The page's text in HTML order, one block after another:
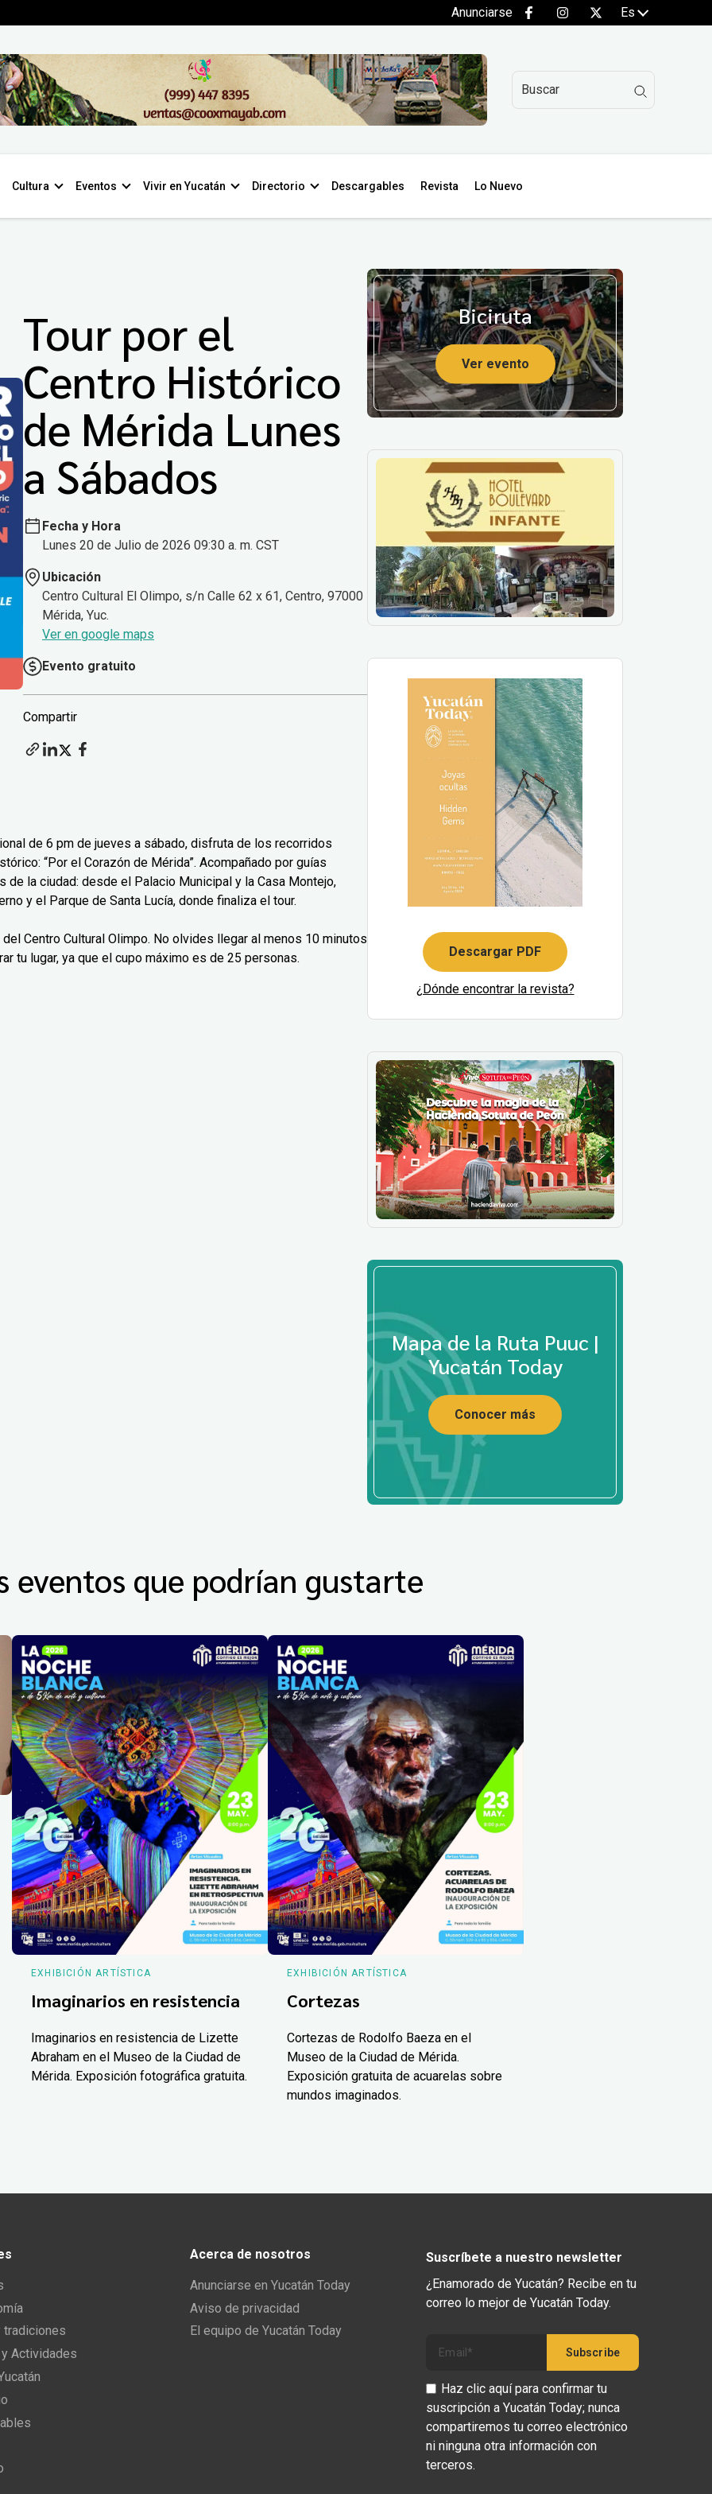
Anunciarse Es
Cultura Eventos Vivir en Yucatán Directorio Descargables Revista Lo Nuevo
Tour por el
Centro Histórico
de Mérida Lunes
a Sábados
Fecha y Hora
Lunes 20 de Julio de 2026 09:30 a. m. CST
Ubicación
Centro Cultural El Olimpo, s/n Calle 62 x 61, Centro, 97000
Mérida, Yuc.
Ver en google maps
Evento gratuito
Compartir
de 6 pm de jueves a sábado, disfruta de los recorridos
“Por el Corazón de Mérida”. Acompañado por guías
la ciudad: desde el Palacio Municipal y la Casa Montejo,
y el Parque de Santa Lucía, donde finaliza el tour.
Centro Cultural Olimpo. No olvides llegar al menos 10 minutos
tu lugar, ya que el cupo máximo es de 25 personas.
Biciruta
Ver evento
Descargar PDF
¿Dónde encontrar la revista?
Mapa de la Ruta Puuc |
Yucatán Today
Conocer más
eventos que podrían gustarte
EXHIBICIÓN ARTÍSTICA
Imaginarios en resistencia
Imaginarios en resistencia de Lizette
Abraham en el Museo de la Ciudad de
Mérida. Exposición fotográfica gratuita.
EXHIBICIÓN ARTÍSTICA
Cortezas
Cortezas de Rodolfo Baeza en el
Museo de la Ciudad de Mérida.
Exposición gratuita de acuarelas sobre
mundos imaginados.
tradiciones
Actividades
Acerca de nosotros
Anunciarse en Yucatán Today
Aviso de privacidad
El equipo de Yucatán Today
Suscríbete a nuestro newsletter
¿Enamorado de Yucatán? Recibe en tu
correo lo mejor de Yucatán Today.
Haz clic aquí para confirmar tu
suscripción a Yucatán Today; nunca
compartiremos tu correo electrónico
ni ninguna otra información con
terceros.